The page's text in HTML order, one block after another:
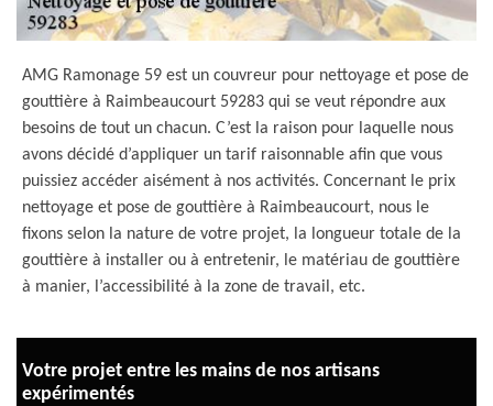
AMG Ramonage 59 est un couvreur pour nettoyage et pose de
gouttière à Raimbeaucourt 59283 qui se veut répondre aux
besoins de tout un chacun. C’est la raison pour laquelle nous
avons décidé d’appliquer un tarif raisonnable afin que vous
puissiez accéder aisément à nos activités. Concernant le prix
nettoyage et pose de gouttière à Raimbeaucourt, nous le
fixons selon la nature de votre projet, la longueur totale de la
gouttière à installer ou à entretenir, le matériau de gouttière
à manier, l’accessibilité à la zone de travail, etc.
Votre projet entre les mains de nos artisans
expérimentés